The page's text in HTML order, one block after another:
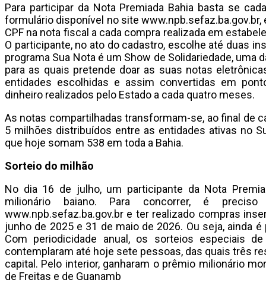
Para participar da Nota Premiada Bahia basta se
formulário disponível no site www.npb.sefaz.ba.gov.br,
CPF na nota fiscal a cada compra realizada em
O participante, no ato do cadastro, escolhe até duas
programa Sua Nota é um Show de Solidariedade, uma
para as quais pretende doar as suas notas
entidades escolhidas e assim convertidas em
dinheiro realizados pelo Estado a cada quatro meses.
As notas compartilhadas transformam-se, ao final de
5 milhões distribuídos entre as entidades ativas no
que hoje somam 538 em toda a Bahia.
Sorteio do milhão
No dia 16 de julho, um participante da Nota
milionário baiano. Para concorrer, é
www.npb.sefaz.ba.gov.br e ter realizado compras
junho de 2025 e 31 de maio de 2026. Ou seja, ainda
Com periodicidade anual, os sorteios especiais
contemplaram até hoje sete pessoas, das quais três
capital. Pelo interior, ganharam o prêmio milionário
de Freitas e de Guanamb